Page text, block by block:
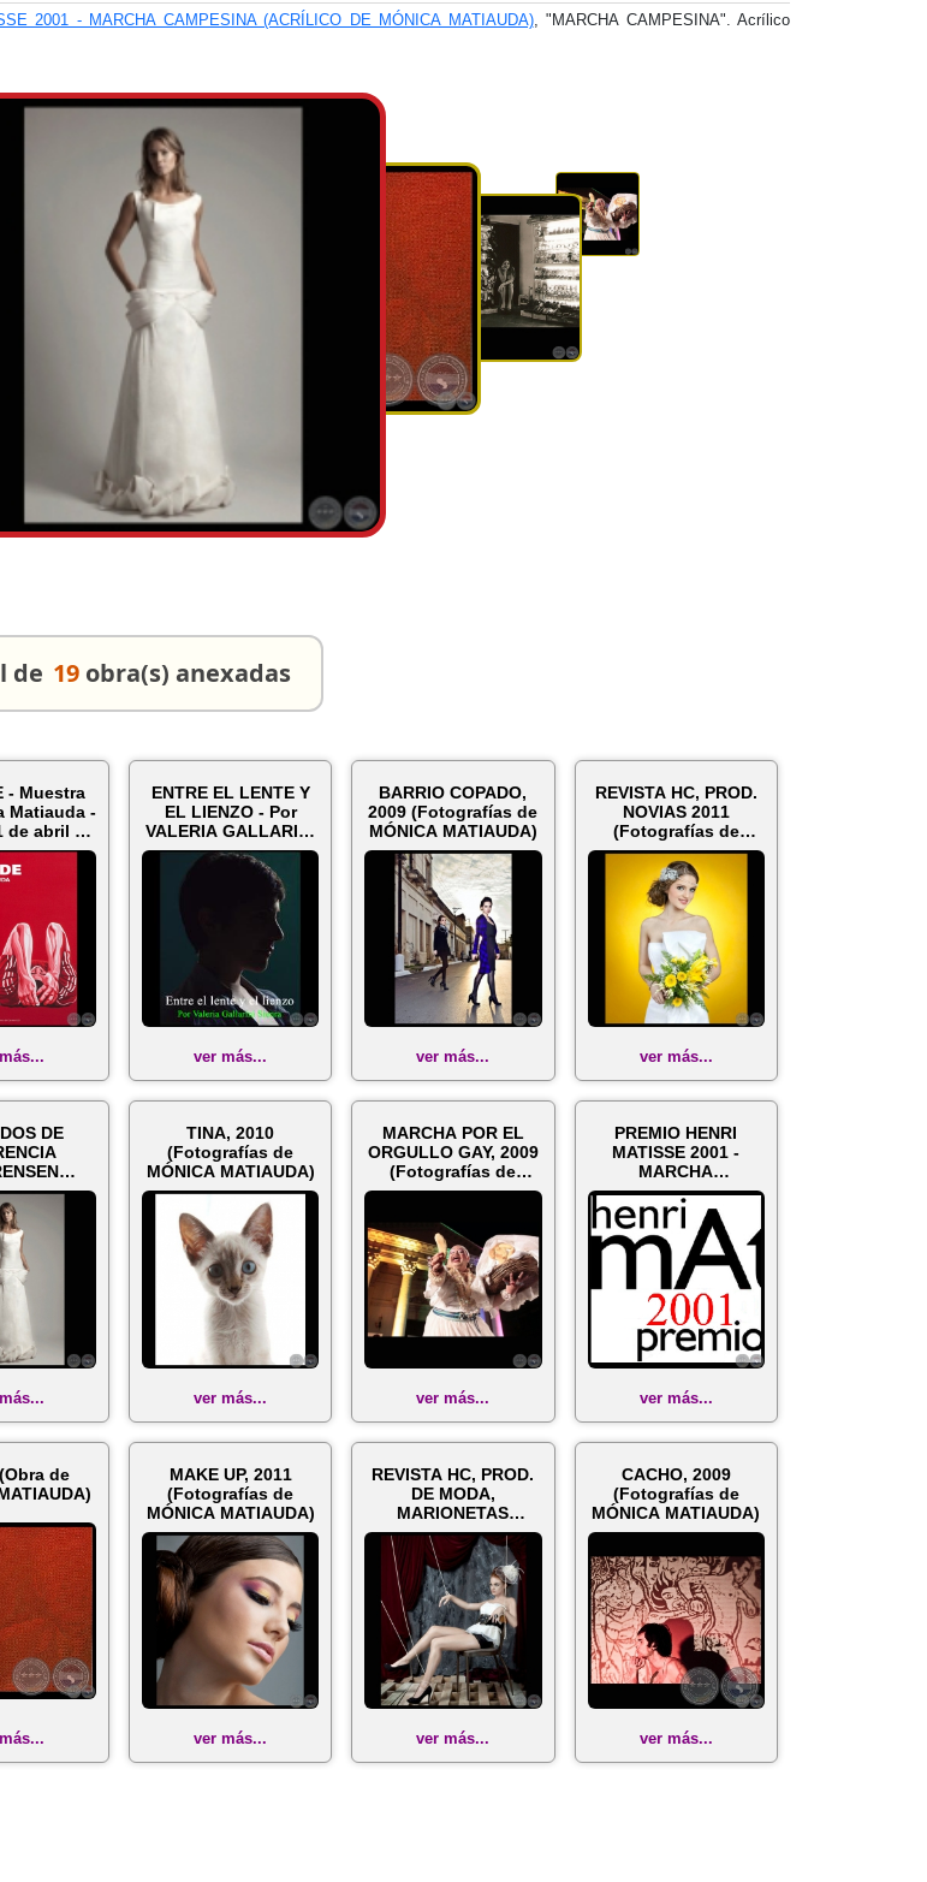
2001 - MARCHA CAMPESINA (ACRÍLICO DE MÓNICA MATIAUDA), "MARCHA CAMPESINA". Acrílico
de 19 obra(s) anexadas
- Muestra
Matiauda -
abril de
ENTRE EL LENTE Y
EL LIENZO - Por
VALERIA GALLARINI
SIENRA
ver más...
BARRIO COPADO,
2009 (Fotografías de
MÓNICA MATIAUDA)
ver más...
REVISTA HC, PROD.
NOVIAS 2011
(Fotografías de
MÓNICA MATIAUDA)
ver más...
DE
de
TINA, 2010
(Fotografías de
MÓNICA MATIAUDA)
ver más...
MARCHA POR EL
ORGULLO GAY, 2009
(Fotografías de
MÓNICA MATIAUDA)
ver más...
PREMIO HENRI
MATISSE 2001 -
MARCHA
CAMPESINA (Acrílico
de MÓNICA ...
ver más...
de
MAKE UP, 2011
(Fotografías de
MÓNICA MATIAUDA)
ver más...
REVISTA HC, PROD.
DE MODA,
MARIONETAS
(Fotografías de
MÓNICA MATI...
ver más...
CACHO, 2009
(Fotografías de
MÓNICA MATIAUDA)
ver más...